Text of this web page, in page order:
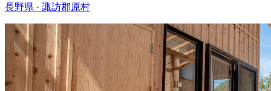
長野県 · 諏訪郡原村